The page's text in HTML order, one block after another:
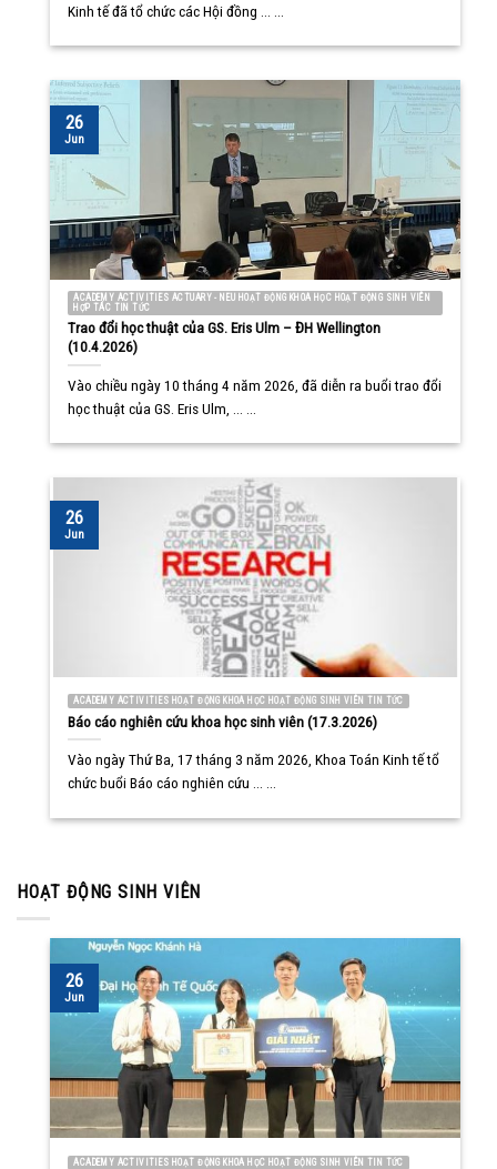
Kinh tế đã tổ chức các Hội đồng ... ...
ACADEMY ACTIVITIES ACTUARY - NEU HOẠT ĐỘNG KHOA HỌC HOẠT ĐỘNG SINH VIÊN
HỢP TÁC TIN TỨC
Trao đổi học thuật của GS. Eris Ulm – ĐH Wellington
(10.4.2026)
Vào chiều ngày 10 tháng 4 năm 2026, đã diễn ra buổi trao đổi
học thuật của GS. Eris Ulm, ... ...
26
Jun
ACADEMY ACTIVITIES HOẠT ĐỘNG KHOA HỌC HOẠT ĐỘNG SINH VIÊN TIN TỨC
Báo cáo nghiên cứu khoa học sinh viên (17.3.2026)
Vào ngày Thứ Ba, 17 tháng 3 năm 2026, Khoa Toán Kinh tế tổ
chức buổi Báo cáo nghiên cứu ... ...
26
Jun
HOẠT ĐỘNG SINH VIÊN
ACADEMY ACTIVITIES HOẠT ĐỘNG KHOA HỌC HOẠT ĐỘNG SINH VIÊN TIN TỨC
26
Jun